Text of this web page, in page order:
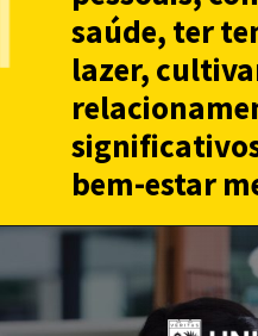
saúde, ter
lazer,
bem-estar